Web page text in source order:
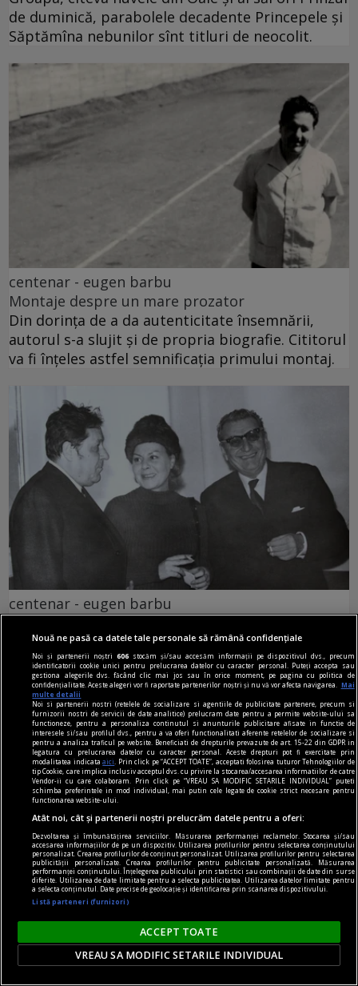
de duminică, parabolele decadente Princepele și
Săptămîna nebunilor sînt titluri de neocolit.
centenar - eugen barbu
Montaje despre un mare prozator
Din dorința de a da autenticitate însemnării,
autorul s-a slujit și de propria biografie. Cititorul
va fi înțeles astfel semnificația primului montaj.
centenar - eugen barbu
Nu cred că Barbu e un scriitor mare, dar Groapa
rămîne un roman bun (preferata mea e scena
nunții) și pînă și-n Principele sînt pagini de foarte
bună literatură.
centenar - eugen barbu
Cele trei „Grații” ale „Împăratului Mahalalei”
Nouă ne pasă ca datele tale personale să rămână confidențiale
Noi și partenerii noștri606 stocăm și/sau accesăm informații pe dispozitivul dvs., precum
identificatorii cookie unici pentru prelucrarea datelor cu caracter personal. Puteți accepta sau
gestiona alegerile dvs. făcând clic mai jos sau în orice moment, pe pagina cu politica de
confidențialitate. Aceste alegeri vor fi raportate partenerilor noștri și nu vă vor afecta navigarea.
Mai
multe detalii
Noi si partenerii nostri (retelele de socializare si agentiile de publicitate partenere, precum si
furnizorii nostri de servicii de date analitice) prelucram date pentru a permite website-ului sa
functioneze, pentru a personaliza continutul si anunturile publicitare afisate in functie de
interesele si/sau profilul dvs., pentru a va oferi functionalitati aferente retelelor de socializare si
pentru a analiza traficul pe website. Beneficiati de drepturile prevazute de art. 15-22 din GDPR in
legatura cu prelucrarea datelor cu caracter personal. Aceste drepturi pot fi exercitate prin
modalitatea indicataaici
. Prin click pe “ACCEPT TOATE”, acceptati folosirea tuturor Tehnologiilor de
tip Cookie, care implica inclusiv acceptul dvs. cu privire la stocarea/accesarea informatiilor de catre
Vendor-ii cu care colaboram. Prin click pe “VREAU SA MODIFIC SETARILE INDIVIDUAL” puteti
schimba preferintele in mod individual, mai putin cele legate de cookie strict necesare pentru
functionarea website-ului.
Atât noi, cât și partenerii noștri prelucrăm datele pentru a oferi:
Dezvoltarea și îmbunătățirea serviciilor. Măsurarea performanței reclamelor. Stocarea și/sau
accesarea informațiilor de pe un dispozitiv. Utilizarea profilurilor pentru selectarea conținutului
personalizat. Crearea profilurilor de conținut personalizat. Utilizarea profilurilor pentru selectarea
publicității personalizate. Crearea profilurilor pentru publicitate personalizată. Măsurarea
performanței conținutului. Înțelegerea publicului prin statistici sau combinații de date din surse
diferite. Utilizarea de date limitate pentru a selecta publicitatea. Utilizarea datelor limitate pentru
a selecta conținutul. Date precise de geolocație și identificarea prin scanarea dispozitivului.
Listă parteneri (furnizori)
ACCEPT TOATE
VREAU SA MODIFIC SETARILE INDIVIDUAL